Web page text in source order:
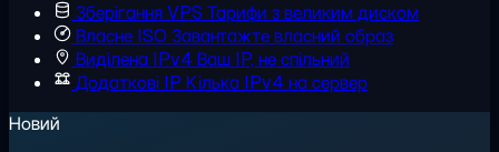
Зберігання VPS Тарифи з великим диском
Власне ISO Завантажте власний образ
Виділена IPv4 Ваш IP, не спільний
Додаткові IP Кілька IPv4 на сервер
Новий